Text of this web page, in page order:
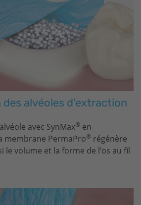
alvéoles d’extraction
avec SynMax® en
membrane PermaPro® régénère
le volume et la forme de l’os au fil